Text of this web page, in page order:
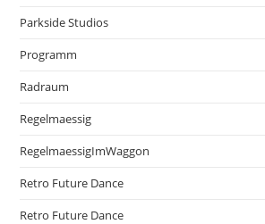
Parkside Studios
Programm
Radraum
Regelmaessig
RegelmaessigImWaggon
Retro Future Dance
Retro Future Dance